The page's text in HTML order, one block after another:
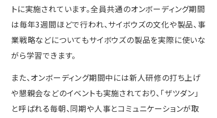
トに実施されています。全員共通のオンボーディング期間
は毎年3週間ほどで行われ、サイボウズの文化や製品、事
業戦略などについてもサイボウズの製品を実際に使いな
がら学習できます。
また、オンボーディング期間中には新人研修の打ち上げ
や懇親会などのイベントも実施されており、「ザツダン」
と呼ばれる毎朝、同期や人事とコミュニケーションが取